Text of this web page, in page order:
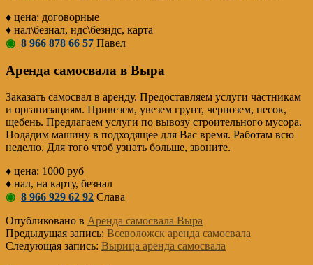
♦ цена: договорные
♦ нал\безнал, ндс\безндс, карта
◉ 8 966 878 66 57 Павел
Аренда самосвала в Выра
Заказать самосвал в аренду. Предоставляем услуги частникам
и организациям. Привезем, увезем грунт, чернозем, песок,
щебень. Предлагаем услуги по вывозу строительного мусора.
Подадим машину в подходящее для Вас время. Работам всю
неделю. Для того чтоб узнать больше, звоните.
♦ цена: 1000 руб
♦ нал, на карту, безнал
◉ 8 966 929 62 92 Слава
Опубликовано в Аренда самосвала Выра
Предыдущая запись: Всеволожск аренда самосвала
Следующая запись: Вырица аренда самосвала